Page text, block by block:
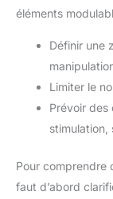
éléments
Définir une
Limiter le
Prévoir des
stimulation,
Pour comprendre
faut d’abord